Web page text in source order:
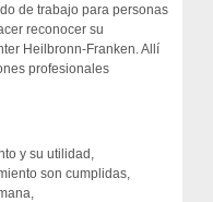
de trabajo para personas
reconocer su
Heilbronn-Franken. Allí
profesionales
y su utilidad,
son cumplidas,